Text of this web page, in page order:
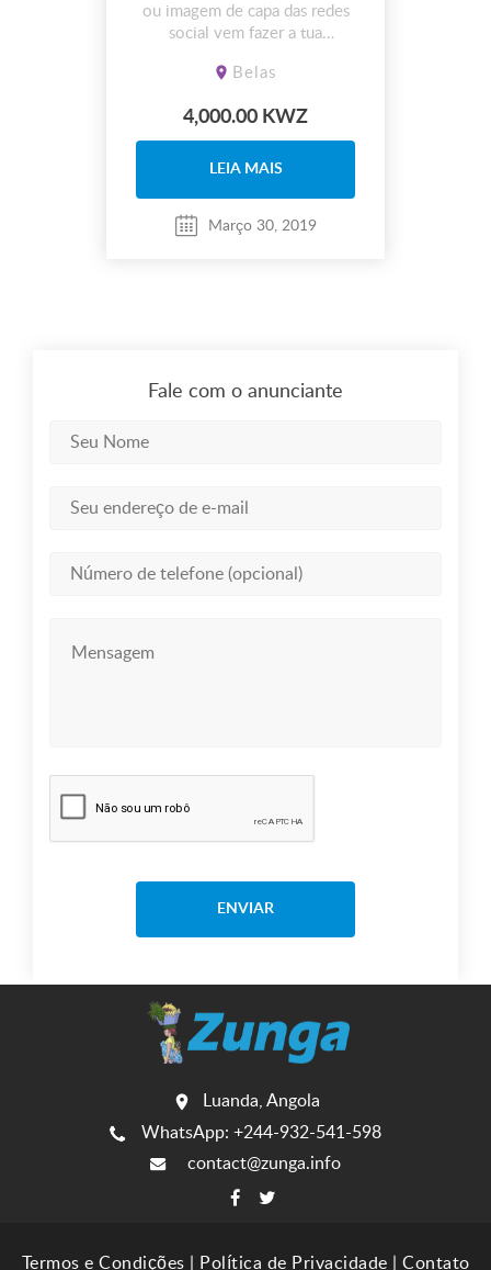
ou imagem de capa das redes
social vem fazer a tua
nossa empresa.
Belas
4,000.00 KWZ
LEIA MAIS
Março 30, 2019
Fale com o anunciante
ENVIAR
Luanda, Angola
WhatsApp: +244-932-541-598
contact@zunga.info
Termos e Condições Política de Privacidade Contato